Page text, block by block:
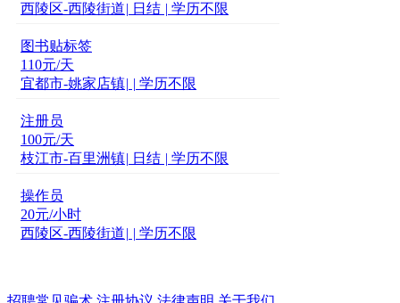
西陵区-西陵街道| 日结 | 学历不限
图书贴标签
110元/天
宜都市-姚家店镇| | 学历不限
注册员
100元/天
枝江市-百里洲镇| 日结 | 学历不限
操作员
20元/小时
西陵区-西陵街道| | 学历不限